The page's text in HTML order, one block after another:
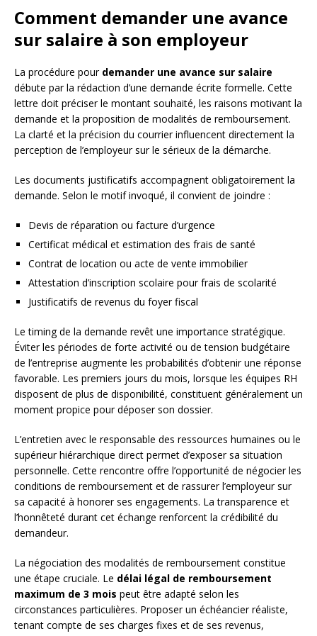
Comment demander une avance
sur salaire à son employeur
La procédure pour demander une avance sur salaire
débute par la rédaction d’une demande écrite formelle. Cette
lettre doit préciser le montant souhaité, les raisons motivant la
demande et la proposition de modalités de remboursement.
La clarté et la précision du courrier influencent directement la
perception de l’employeur sur le sérieux de la démarche.
Les documents justificatifs accompagnent obligatoirement la
demande. Selon le motif invoqué, il convient de joindre :
Devis de réparation ou facture d’urgence
Certificat médical et estimation des frais de santé
Contrat de location ou acte de vente immobilier
Attestation d’inscription scolaire pour frais de scolarité
Justificatifs de revenus du foyer fiscal
Le timing de la demande revêt une importance stratégique.
Éviter les périodes de forte activité ou de tension budgétaire
de l’entreprise augmente les probabilités d’obtenir une réponse
favorable. Les premiers jours du mois, lorsque les équipes RH
disposent de plus de disponibilité, constituent généralement un
moment propice pour déposer son dossier.
L’entretien avec le responsable des ressources humaines ou le
supérieur hiérarchique direct permet d’exposer sa situation
personnelle. Cette rencontre offre l’opportunité de négocier les
conditions de remboursement et de rassurer l’employeur sur
sa capacité à honorer ses engagements. La transparence et
l’honnêteté durant cet échange renforcent la crédibilité du
demandeur.
La négociation des modalités de remboursement constitue
une étape cruciale. Le délai légal de remboursement
maximum de 3 mois peut être adapté selon les
circonstances particulières. Proposer un échéancier réaliste,
tenant compte de ses charges fixes et de ses revenus,